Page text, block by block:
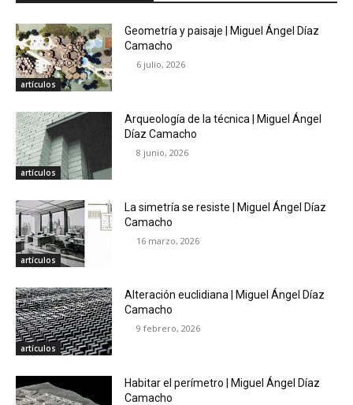
artículos
Geometría y paisaje | Miguel Ángel Díaz
Camacho
6 julio, 2026
artículos
Arqueología de la técnica | Miguel Ángel
Díaz Camacho
8 junio, 2026
artículos
La simetría se resiste | Miguel Ángel Díaz
Camacho
16 marzo, 2026
artículos
Alteración euclidiana | Miguel Ángel Díaz
Camacho
9 febrero, 2026
Habitar el perímetro | Miguel Ángel Díaz
Camacho